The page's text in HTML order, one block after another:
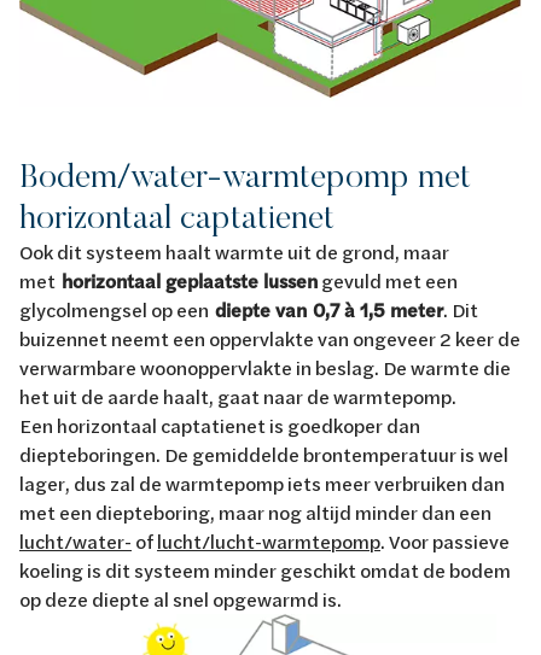
Bodem/water-warmtepomp met
horizontaal captatienet
Ook dit systeem haalt warmte uit de grond, maar
met horizontaal geplaatste lussengevuld met een
glycolmengsel op een diepte van 0,7 à 1,5 meter. Dit
buizennet neemt een oppervlakte van ongeveer 2 keer de
verwarmbare woonoppervlakte in beslag. De warmte die
het uit de aarde haalt, gaat naar de warmtepomp.
Een horizontaal captatienet is goedkoper dan
diepteboringen. De gemiddelde brontemperatuur is wel
lager, dus zal de warmtepomp iets meer verbruiken dan
met een diepteboring, maar nog altijd minder dan een
lucht/water- oflucht/lucht-warmtepomp. Voor passieve
koeling is dit systeem minder geschikt omdat de bodem
op deze diepte al snel opgewarmd is.